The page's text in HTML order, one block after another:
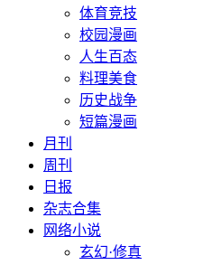
体育竞技
校园漫画
人生百态
料理美食
历史战争
短篇漫画
月刊
周刊
日报
杂志合集
网络小说
玄幻·修真